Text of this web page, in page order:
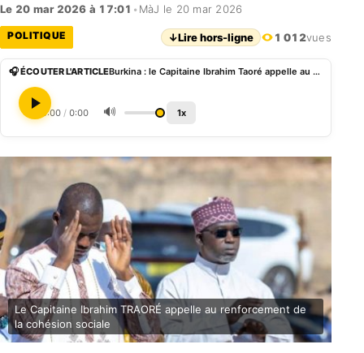
Le 20 mar 2026 à 17:01 • MàJ le 20 mar 2026
POLITIQUE ↓Lire hors-ligne 1 012vues
🎧 ÉCOUTER L'ARTICLE Burkina : le Capitaine Ibrahim Taoré appelle au renforcement de la cohésion sociale
0:00 / 0:00 🔊 1x
Le Capitaine Ibrahim TRAORÉ appelle au renforcement de
la cohésion sociale